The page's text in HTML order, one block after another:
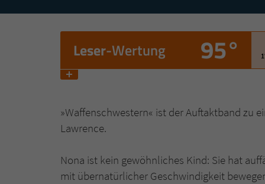
Leser-Wertung 95°
»Waffenschwestern« ist der Auftaktband zu
Lawrence.
Nona ist kein gewöhnliches Kind: Sie hat
mit übernatürlicher Geschwindigkeit